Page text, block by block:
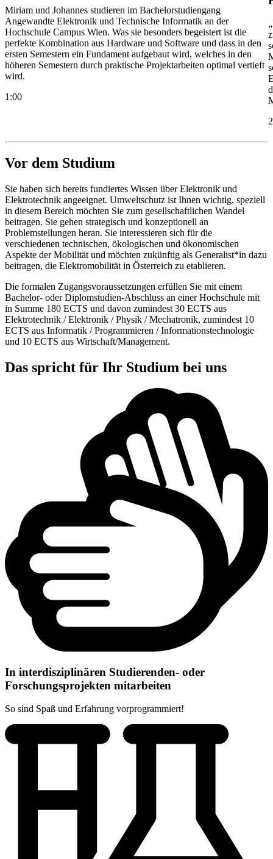
Miriam und Johannes studieren im Bachelorstudiengang
Angewandte Elektronik und Technische Informatik an der
Hochschule Campus Wien. Was sie besonders begeistert ist die
perfekte Kombination aus Hardware und Software und dass in den
ersten Semestern ein Fundament aufgebaut wird, welches in den
höheren Semestern durch praktische Projektarbeiten optimal vertieft
wird.
1:00
Vor dem Studium
Sie haben sich bereits fundiertes Wissen über Elektronik und
Elektrotechnik angeeignet. Umweltschutz ist Ihnen wichtig, speziell
in diesem Bereich möchten Sie zum gesellschaftlichen Wandel
beitragen. Sie gehen strategisch und konzeptionell an
Problemstellungen heran. Sie interessieren sich für die
verschiedenen technischen, ökologischen und ökonomischen
Aspekte der Mobilität und möchten zukünftig als Generalist*in dazu
beitragen, die Elektromobilität in Österreich zu etablieren.
Die formalen Zugangsvoraussetzungen erfüllen Sie mit einem
Bachelor- oder Diplomstudien-Abschluss an einer Hochschule mit
in Summe 180 ECTS und davon zumindest 30 ECTS aus
Elektrotechnik / Elektronik / Physik / Mechatronik, zumindest 10
ECTS aus Informatik / Programmieren / Informationstechnologie
und 10 ECTS aus Wirtschaft/Management.
Das spricht für Ihr Studium bei uns
In interdisziplinären Studierenden- oder
Forschungsprojekten mitarbeiten
So sind Spaß und Erfahrung vorprogrammiert!